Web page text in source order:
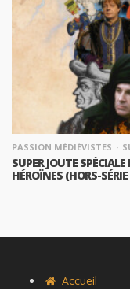
PASSION MÉDIÉVISTES
SUPER JOUTE
HÉROÏNES (HORS-
Accueil